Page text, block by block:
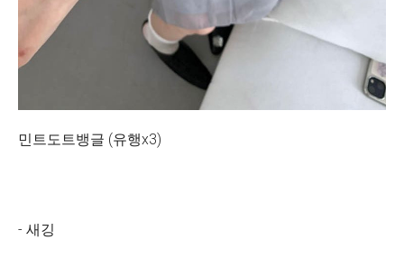
민트도트뱅글 (유행x3)
- 새깅